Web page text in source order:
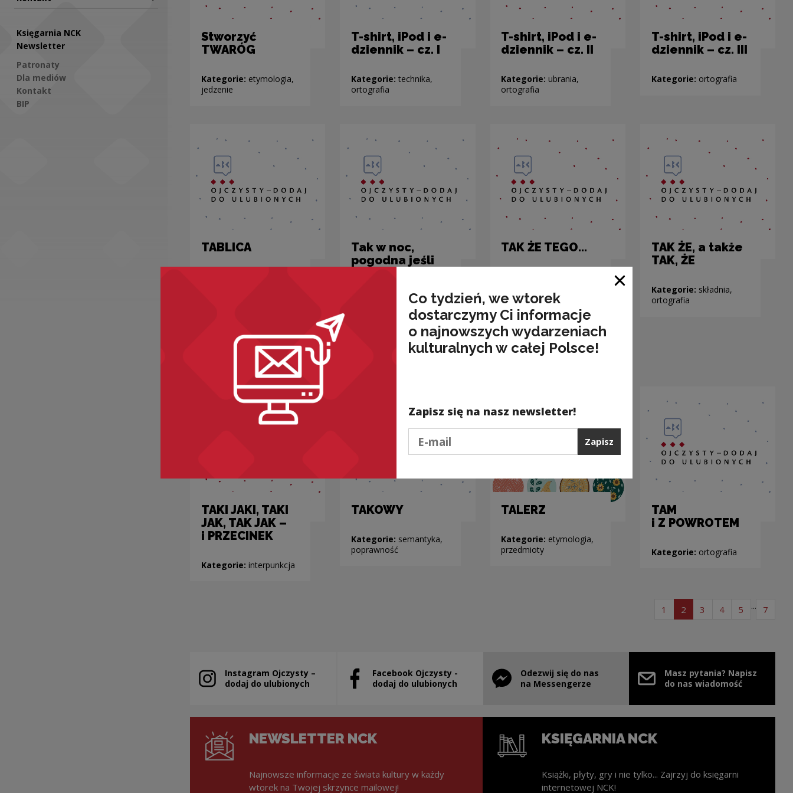
Księgarnia NCK
Newsletter
Patronaty
Dla mediów
Kontakt
BIP
Stworzyć
TWARÓG
Kategorie: etymologia,
jedzenie
T-shirt, iPod i e-
dziennik – cz. I
Kategorie: technika,
ortografia
T-shirt, iPod i e-
dziennik – cz. II
Kategorie: ubrania,
ortografia
T-shirt, iPod i e-
dziennik – cz. III
Kategorie: ortografia
TABLICA
Tak w noc,
pogodna jeśli
przyjemnie
składnia,
natura, poprawność
TAK ŻE TEGO…
TAK ŻE, a także
TAK, ŻE
Kategorie: składnia,
ortografia
TAKI JAKI, TAKI
JAK, TAK JAK –
i PRZECINEK
Kategorie: interpunkcja
TAKOWY
Kategorie: semantyka,
poprawność
TALERZ
Kategorie: etymologia,
przedmioty
TAM
i Z POWROTEM
Kategorie: ortografia
1 strona listy artykułów
2strona listy artykułów
3 strona listy artykułów
4strona listy
5 strona listy
... 7
Instagram Ojczysty –
dodaj do ulubionych
Uwaga, link zostanie otwarty w nowym oknie
Facebook Ojczysty -
dodaj do ulubionych
Uwaga, link zostanie otwarty w nowym oknie
Odezwij się do nas
na Messengerze
Uwaga, link zostanie otwarty w nowym oknie
Masz pytania? Napisz
do nas wiadomość
NEWSLETTER NCK
Najnowsze informacje ze świata kultury w każdy
wtorek na Twojej skrzynce mailowej!
KSIĘGARNIA NCK
Książki, płyty, gry i nie tylko... Zajrzyj do księgarni
internetowej NCK!
Zamknij okno
Co tydzień, we wtorek
dostarczymy Ci informacje
o najnowszych wydarzeniach
kulturalnych w całej Polsce!
Zapisz się na nasz newsletter!
Zapisz